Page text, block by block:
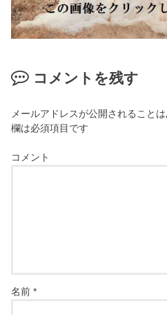
コメントを残す
メールアドレスが公開されることは
欄は必須項目です
コメント
名前*